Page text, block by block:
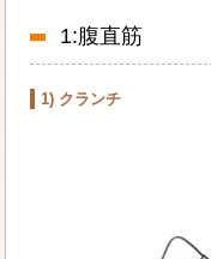
1:腹直筋
1) クランチ